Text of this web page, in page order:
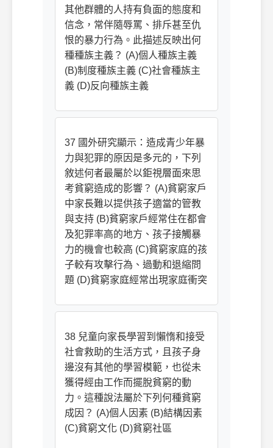
其他群體的人持有負面的態度和
信念，常伴隨辱罵、排斥甚至仇
恨的暴力行為。此描述反映出何
種種族主義？ (A)個人種族主義
(B)制度種族主義 (C)社會種族主
義 (D)反向種族主義
37 國外研究顯示：造成青少年暴
力與犯罪的原因是多元的，下列
敘述何者最屬於以鉅視層面來思
考貧窮造成的影響？ (A)貧窮家戶
中家長難以提供孩子適當的管教
與支持 (B)貧窮家戶經常住在都會
及犯罪率高的地方、孩子接觸暴
力的機會也較高 (C)貧窮家庭的孩
子較有攻擊行為、過動和退縮問
題 (D)貧窮家庭經常出現家庭衝突
38 兒童向家長學習到懶惰和接受
社會救助的生活方式，且孩子身
邊沒有其他的學習模範，也從未
獲得經由工作而擺脫貧窮的動
力。這種說法屬於下列何種貧窮
成因？ (A)個人因素 (B)結構因素
(C)貧窮文化 (D)貧窮社區